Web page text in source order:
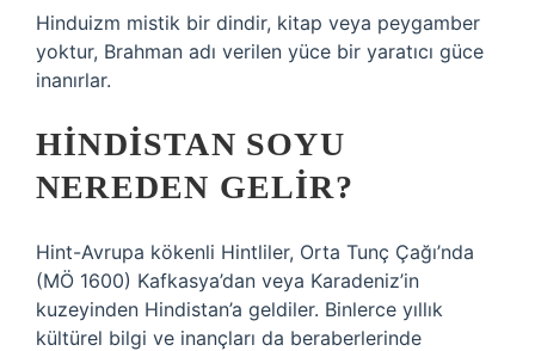
Hinduizm mistik bir dindir, kitap veya peygamber
yoktur, Brahman adı verilen yüce bir yaratıcı güce
inanırlar.
HINDISTAN SOYU
NEREDEN GELIR?
Hint-Avrupa kökenli Hintliler, Orta Tunç Çağı’nda
(MÖ 1600) Kafkasya’dan veya Karadeniz’in
kuzeyinden Hindistan’a geldiler. Binlerce yıllık
kültürel bilgi ve inançları da beraberlerinde